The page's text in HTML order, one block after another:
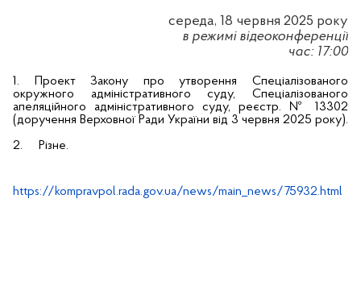
середа, 18 червня 2025 року
в режимі відеоконференції
час: 17:00
1.
Проект Закону про утворення Спеціалізованого
окружного адміністративного суду, Спеціалізованого
апеляційного адміністративного суду, реєстр. № 13302
(доручення Верховної Ради України від 3 червня 2025 року).
2.
Різне.
https://kompravpol.rada.gov.ua/news/main_news/75932.html